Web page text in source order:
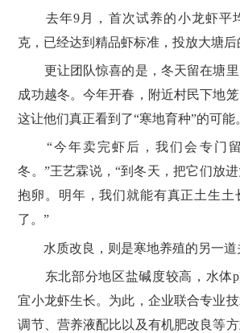
去年9月，首次试养的小龙虾平
克，已经达到精品虾标准，投放大塘后
更让团队惊喜的是，冬天留在塘里
成功越冬。今年开春，附近村民下地笼
这让他们真正看到了“寒地育种”的可能
“今年卖完虾后，我们会专门留
冬。”王艺霖说，“到冬天，把它们放进
抱卵。明年，我们就能有真正土生土
了。”
水质改良，则是寒地养殖的另一道
东北部分地区盐碱度较高，水体
宜小龙虾生长。为此，企业联合专业
调节、营养液配比以及有机肥改良等